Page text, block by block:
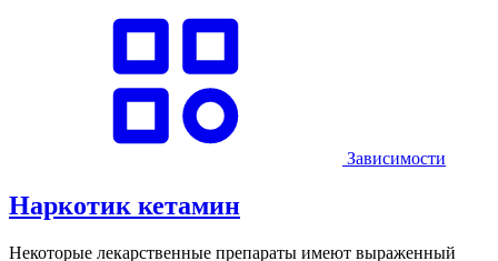
Зависимости
Наркотик кетамин
Некоторые лекарственные препараты имеют выраженный